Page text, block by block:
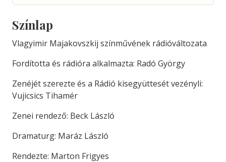
Színlap
Vlagyimir Majakovszkij színművének rádióváltozata
Fordította és rádióra alkalmazta: Radó György
Zenéjét szerezte és a Rádió kisegyüttesét vezényli:
Vujicsics Tihamér
Zenei rendező: Beck László
Dramaturg: Maráz László
Rendezte: Marton Frigyes